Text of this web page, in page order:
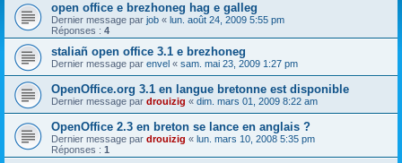
open office e brezhoneg hag e galleg
Dernier message par job « lun. août 24, 2009 5:55 pm
Réponses : 4
staliañ open office 3.1 e brezhoneg
Dernier message par envel « sam. mai 23, 2009 1:27 pm
OpenOffice.org 3.1 en langue bretonne est disponible
Dernier message par drouizig « dim. mars 01, 2009 8:22 am
OpenOffice 2.3 en breton se lance en anglais ?
Dernier message par drouizig « lun. mars 10, 2008 5:35 pm
Réponses : 1